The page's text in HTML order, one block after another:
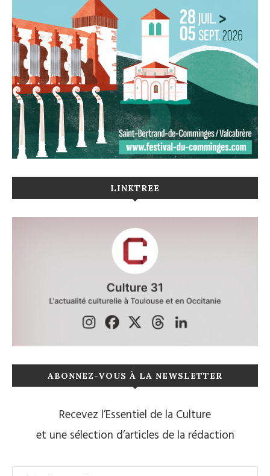
LINKTREE
ABONNEZ-VOUS À LA NEWSLETTER
Recevez l’Essentiel de la Culture
et une sélection d’articles de la rédaction